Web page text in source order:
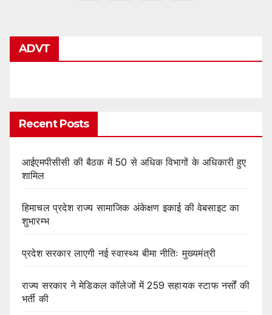
ADVT
Recent Posts
आईएमपीसीसी की बैठक में 50 से अधिक विभागों के अधिकारी हुए
शामिल
हिमाचल प्रदेश राज्य सामाजिक अंकेक्षण इकाई की वेबसाइट का
शुभारम्भ
प्रदेश सरकार लाएगी नई स्वास्थ्य बीमा नीतिः मुख्यमंत्री
राज्य सरकार ने मेडिकल कॉलेजों में 259 सहायक स्टाफ नर्सों की
भर्ती की